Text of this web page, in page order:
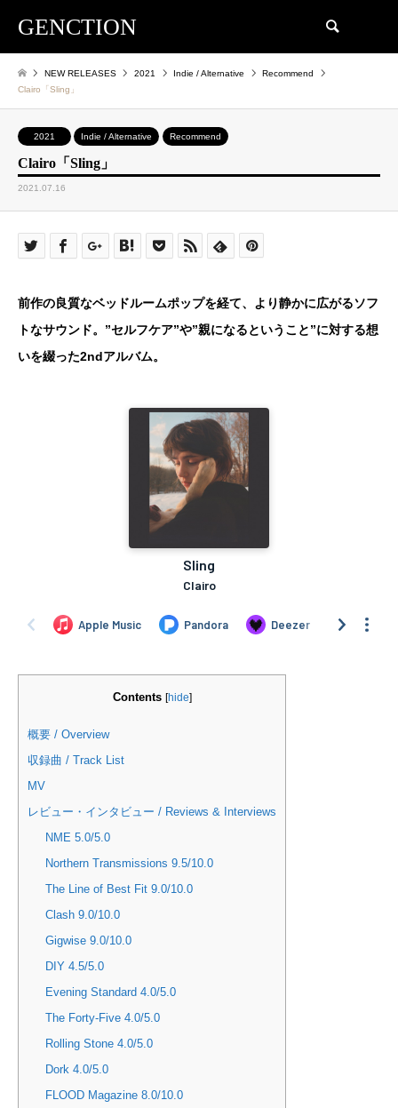
GENCTION
NEW RELEASES 2021 Indie / Alternative
Recommend
Clairo「Sling」
2021 Indie / Alternative Recommend
Clairo「Sling」
2021.07.16
前作の良質なベッドルームポップを経て、より静かに広がるソフ
トなサウンド。”セルフケア”や”親になるということ”に対する想
いを綴った2ndアルバム。
Contents [hide]
概要 / Overview
収録曲 / Track List
MV
レビュー・インタビュー / Reviews & Interviews
NME 5.0/5.0
Northern Transmissions 9.5/10.0
The Line of Best Fit 9.0/10.0
Clash 9.0/10.0
Gigwise 9.0/10.0
DIY 4.5/5.0
Evening Standard 4.0/5.0
The Forty-Five 4.0/5.0
Rolling Stone 4.0/5.0
Dork 4.0/5.0
FLOOD Magazine 8.0/10.0